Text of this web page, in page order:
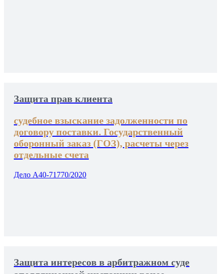
Защита прав клиента
судебное взыскание задолженности по
договору поставки. Государственный
оборонный заказ (ГОЗ), расчеты через
отдельные счета
Дело А40-71770/2020
Защита интересов в арбитражном суде